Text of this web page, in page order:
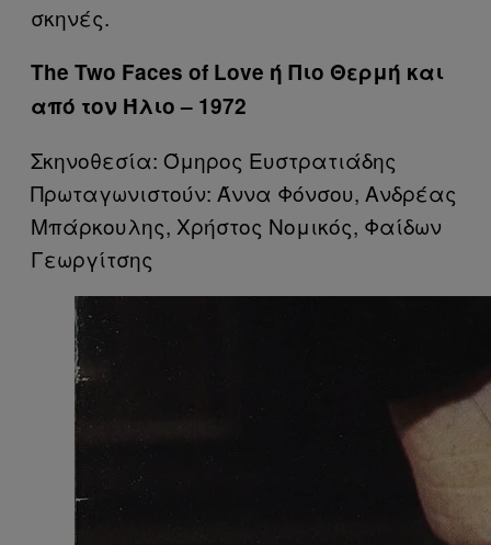
σκηνές.
The Two Faces of Love ή Πιο Θερμή και
από τον Ήλιο – 1972
Σκηνοθεσία: Όμηρος Ευστρατιάδης
Πρωταγωνιστούν: Άννα Φόνσου, Ανδρέας
Μπάρκουλης, Χρήστος Νομικός, Φαίδων
Γεωργίτσης